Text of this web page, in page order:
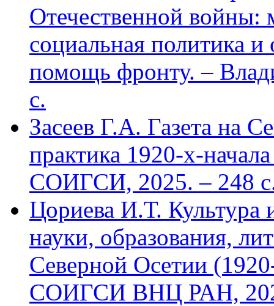
Отечественной войны:
социальная политика
помощь фронту. –
с.
Засеев Г.А. Газета на
практика 1920-х-
СОИГСИ, 2025. – 248
Цориева И.Т. Культура
науки, образования,
Северной Осетии
СОИГСИ ВНЦ РАН,